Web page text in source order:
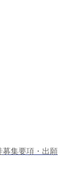
集要項・出願